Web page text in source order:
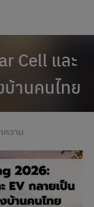
Cell และ
บ้านคนไทย
ความ